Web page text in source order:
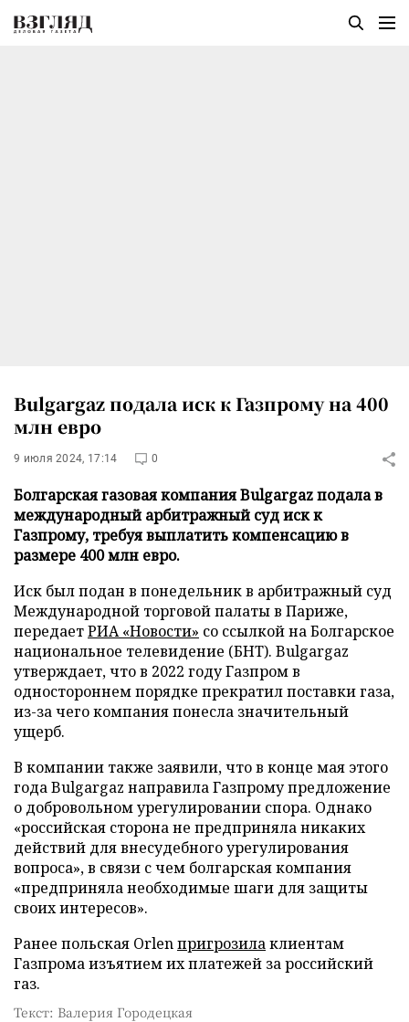
Bulgargaz подала иск к Газпрому на 400
млн евро
9 июля 2024, 17:14 0
Болгарская газовая компания Bulgargaz подала в
международный арбитражный суд иск к
Газпрому, требуя выплатить компенсацию в
размере 400 млн евро.
Иск был подан в понедельник в арбитражный суд
Международной торговой палаты в Париже,
передаетРИА «Новости» со ссылкой на Болгарское
национальное телевидение (БНТ). Bulgargaz
утверждает, что в 2022 году Газпром в
одностороннем порядке прекратил поставки газа,
из-за чего компания понесла значительный
ущерб.
В компании также заявили, что в конце мая этого
года Bulgargaz направила Газпрому предложение
о добровольном урегулировании спора. Однако
«российская сторона не предприняла никаких
действий для внесудебного урегулирования
вопроса», в связи с чем болгарская компания
«предприняла необходимые шаги для защиты
своих интересов».
Ранее польская Orlenпригрозилаклиентам
Газпрома изъятием их платежей за российский
газ.
Текст: Валерия Городецкая